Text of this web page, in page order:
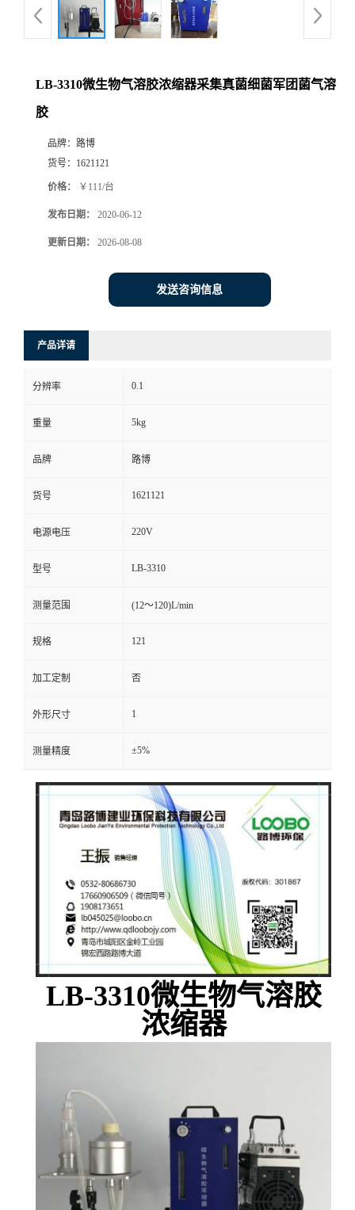
品
厅
系
线
留
言
LB-3310微生物气溶胶浓缩器采集真菌细菌军团菌气溶
胶
品牌： 路博
货号： 1621121
价格： ￥111/台
发布日期： 2020-06-12
更新日期： 2026-08-08
发送咨询信息
产品详请
分辨率 0.1
重量 5kg
品牌 路博
货号 1621121
电源电压 220V
型号 LB-3310
测量范围 (12～120)L/min
规格 121
加工定制 否
外形尺寸 1
测量精度 ±5%
LB-3310微生物气溶胶
浓缩器